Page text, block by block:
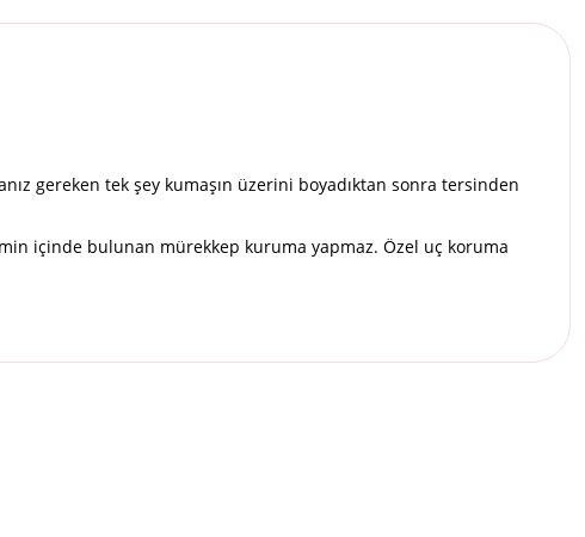
gereken tek şey kumaşın üzerini boyadıktan sonra tersinden
içinde bulunan mürekkep kuruma yapmaz. Özel uç koruma